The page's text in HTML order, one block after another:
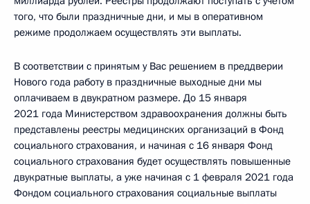
того, что были праздничные дни, и мы в оперативном
режиме продолжаем осуществлять эти выплаты.
В соответствии с принятым у Вас решением в преддверии
Нового года работу в праздничные выходные дни мы
оплачиваем в двукратном размере. До 15 января
2021 года Министерством здравоохранения должны быть
представлены реестры медицинских организаций в Фонд
социального страхования, и начиная с 16 января Фонд
социального страхования будет осуществлять повышенные
двукратные выплаты, а уже начиная с 1 февраля 2021 года
Фондом социального страхования социальные выплаты